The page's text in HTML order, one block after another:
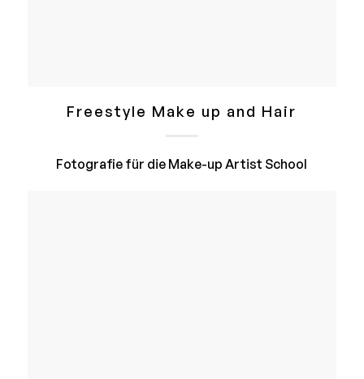
Freestyle Make up and Hair
Fotografie für die Make-up Artist School